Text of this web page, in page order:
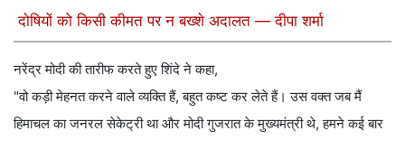
दोषियों को किसी कीमत पर न बख्शे अदालत — दीपा शर्मा
नरेंद्र मोदी की तारीफ करते हुए शिंदे ने कहा,
"वो कड़ी मेहनत करने वाले व्यक्ति हैं, बहुत कष्ट कर लेते हैं। उस वक्त जब मैं
हिमाचल का जनरल सेकेट्री था और मोदी गुजरात के मुख्यमंत्री थे, हमने कई बार